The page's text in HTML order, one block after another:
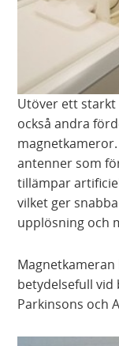
Utöver ett starkt
också andra
antenner som
tillämpar
vilket ger
upplösning och
betydelsefull vid
Parkinsons och